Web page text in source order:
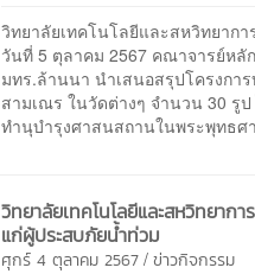
วิทยาลัยเทคโนโลยีและสหวิทยาก
วันที่​ 5​ ตุลาคม​ 2567​ คณาจารย์หลั
มทร.ล้านนา นำเสนอสรุปโครงกา
สามเณร ในวัดต่างๆ จำนวน 30 รู
ทำนุบำรุงศาสนสถานในพระพุทธ
วิทยาลัยเทคโนโลยีและสหวิทยา
แก่ผู้ประสบภัยน้ำท่วม
ศุกร์ 4 ตุลาคม 2567 /ข่าวกิจกรรม